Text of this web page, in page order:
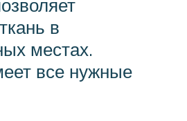
в
местах.
все нужные